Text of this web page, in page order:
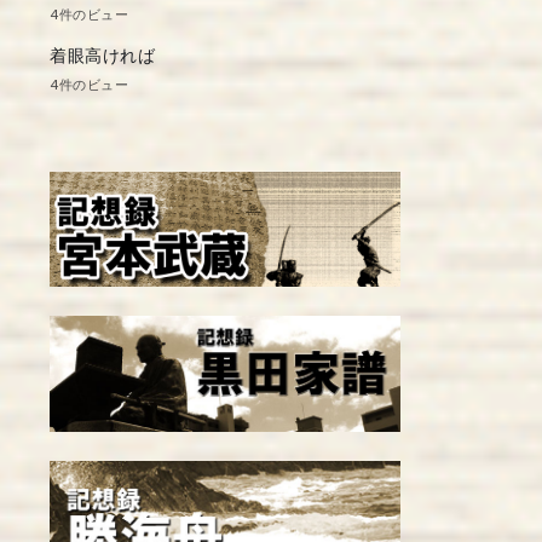
4件のビュー
着眼高ければ
4件のビュー